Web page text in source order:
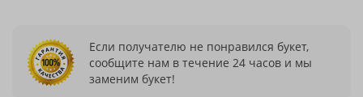
Если получателю не понравился букет,
сообщите нам в течение 24 часов и мы
заменим букет!